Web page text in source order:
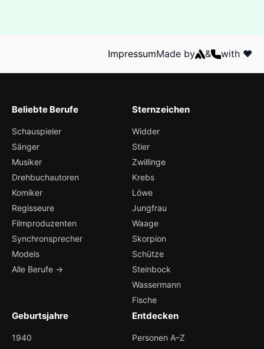
ImpressumMade by & with ❤️
Beliebte Berufe
Schauspieler
Sänger
Musiker
Drehbuchautoren
Komiker
Regisseure
Filmproduzenten
Synchronsprecher
Models
Alle Berufe →
Sternzeichen
Widder
Stier
Zwillinge
Krebs
Löwe
Jungfrau
Waage
Skorpion
Schütze
Steinbock
Wassermann
Fische
Geburtsjahre
1940
Entdecken
Personen A–Z